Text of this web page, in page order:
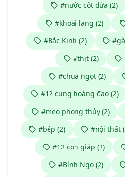
#nước cốt dừa (2)
#khoai lang (2)
#Bắc Kinh (2)
#thịt (2)
#chua ngọt (2)
#12 cung hoàng đạo (2)
#mẹo phong thủy (2)
#bếp (2)
#nội thất
#12 con giáp (2)
#Bính Ngọ (2)